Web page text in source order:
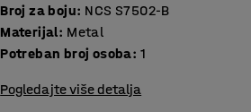
Broj za boju: NCS S7502-B
Materijal: Metal
Potreban broj osoba: 1
Pogledajte više detalja